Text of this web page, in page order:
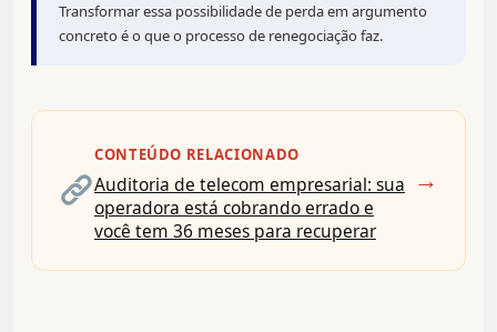
Transformar essa possibilidade de perda em argumento
concreto é o que o processo de renegociação faz.
CONTEÚDO RELACIONADO
Auditoria de telecom empresarial: sua
operadora está cobrando errado e
você tem 36 meses para recuperar
→